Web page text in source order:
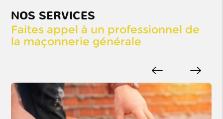
NOS SERVICES
Faites appel à un professionnel de
la maçonnerie générale